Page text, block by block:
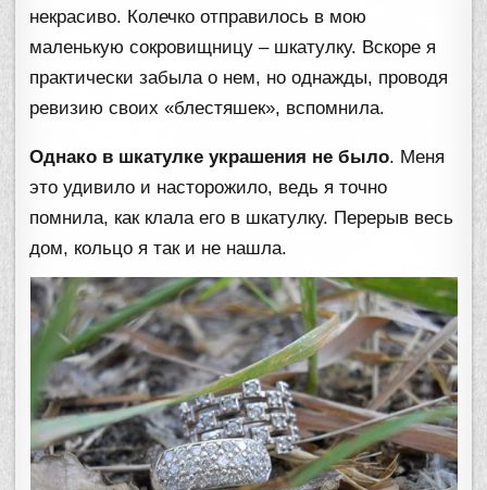
некрасиво. Колечко отправилось в мою
маленькую сокровищницу – шкатулку. Вскоре я
практически забыла о нем, но однажды, проводя
ревизию своих «блестяшек», вспомнила.
Однако в шкатулке украшения не было. Меня
это удивило и насторожило, ведь я точно
помнила, как клала его в шкатулку. Перерыв весь
дом, кольцо я так и не нашла.